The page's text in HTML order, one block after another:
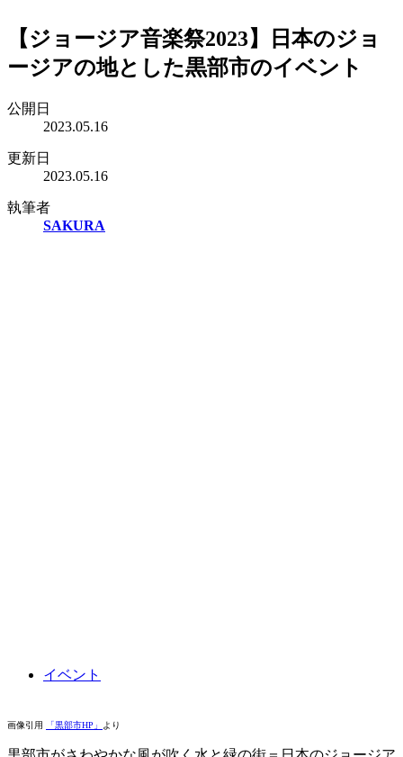
【ジョージア音楽祭2023】日本のジョ
ージアの地とした黒部市のイベント
公開日
2023.05.16
更新日
2023.05.16
執筆者
SAKURA
イベント
画像引用 「黒部市HP」 より